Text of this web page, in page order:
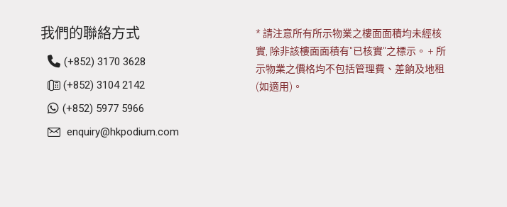
我們的聯絡方式
(+852) 3170 3628
(+852) 3104 2142
(+852) 5977 5966
enquiry@hkpodium.com
* 請注意所有所示物業之樓面面積均未經核
實, 除非該樓面面積有"已核實"之標示。 + 所
示物業之價格均不包括管理費、差餉及地租
(如適用)。